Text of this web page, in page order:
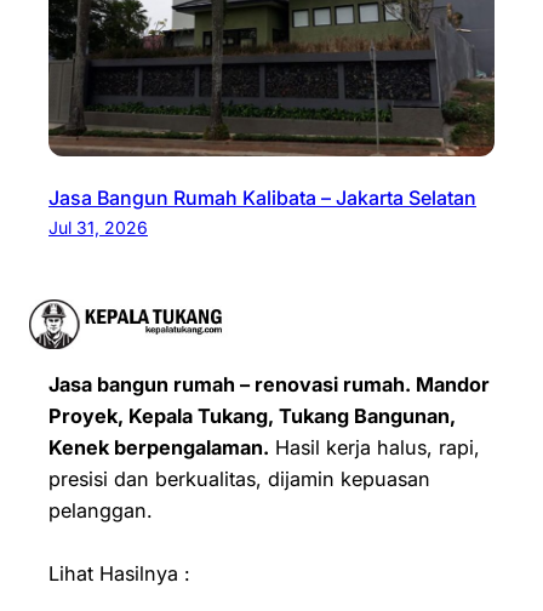
Jasa Bangun Rumah Kalibata – Jakarta Selatan
Jul 31, 2026
Jasa bangun rumah – renovasi rumah. Mandor
Proyek, Kepala Tukang, Tukang Bangunan,
Kenek berpengalaman. Hasil kerja halus, rapi,
presisi dan berkualitas, dijamin kepuasan
pelanggan.
Lihat Hasilnya :